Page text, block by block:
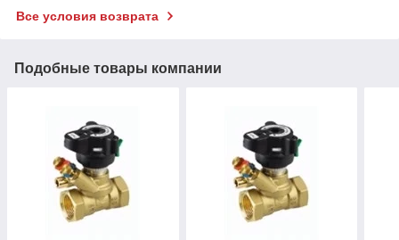
Все условия возврата
Подобные товары компании